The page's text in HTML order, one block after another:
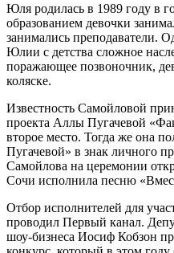
Юля родилась в 1989 году в
образованием девочки
занимались преподаватели.
Юлии с детства сложное
поражающее позвоночник,
коляске.
Известность Самойловой
проекта Аллы Пугачевой
второе место. Тогда же она
Пугачевой» в знак личного
Самойлова на церемонии
Сочи исполнила песню
Отбор исполнителей для
проводил Первый канал.
шоу-бизнеса Иосиф Кобзон